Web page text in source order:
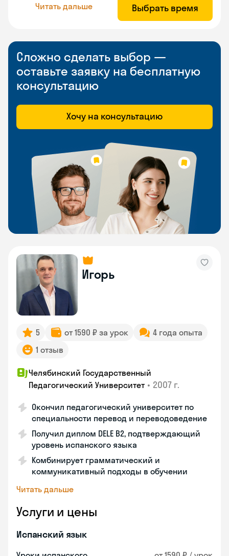
Читать дальше Выбрать время
Сложно сделать выбор —
оставьте заявку на бесплатную
консультацию
Хочу на консультацию
Игорь
5 от 1590 ₽ за урок
4 года опыта
1 отзыв
Челябинский Государственный
Педагогический Университет • 2007 г.
Окончил педагогический университет по
специальности перевод и переводоведение
Получил диплом DELE B2, подтверждающий
уровень испанского языка
Комбинирует грамматический и
коммуникативный подходы в обучении
Читать дальше
Услуги и цены
Испанский язык